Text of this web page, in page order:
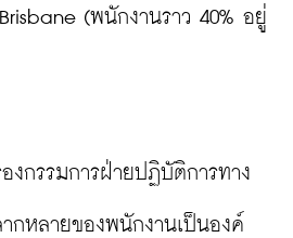
(พนักงานราว 40% อยู่
งกรรมการฝ่ายปฏิบัติการทาง
กหลายของพนักงานเป็นองค์